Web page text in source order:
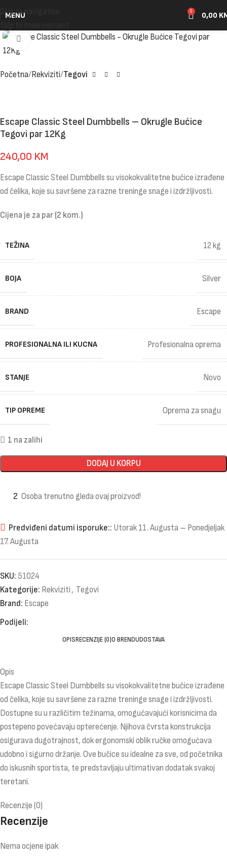
Skip to navigation
MENU 0 0,00
Click to enlarge
Početna Rekviziti Tegovi
Escape Classic Steel Dumbbells – Okrugle Bućice
Tegovi par 12Kg
240,00 KM
Escape Classic Steel Dumbbells su visokokvalitetne bučice izrađene
od čelika, koje su savršene za razne treninge snage i izdržljivosti.
Cijena je za par (2 kom.)
TEŽINA 12 kg
BOJA Silver
BRAND Escape
PROFESIONALNA ILI KUCNA Profesionalna oprema
STANJE Novo
TIP OPREME Oprema za snagu
1 na zalihi
DODAJ U KORPU
2 Osoba trenutno gleda ovaj proizvod!
Predviđeni datumi isporuke:: Utorak 11. Augusta – Ponedjeljak
17. Augusta
SKU: 51024
Kategorije: Rekviziti , Tegovi
Brand: Escape
Podijeli:
OPISRECENZIJE (0)O BRENDUDOSTAVA
Opis
Escape Classic Steel Dumbbells su visokokvalitetne bučice izrađene
od čelika, koje su savršene za razne treninge snage i izdržljivosti.
Dostupne su u različitim težinama, omogućavajući korisnicima da
postepeno povećavaju opterećenje. Njihova čvrsta konstrukcija
osigurava dugotrajnost, dok ergonomski oblik ručke omogućava
udobno i sigurno držanje. Ove bučice su idealne za sve, od početnika
do iskusnih sportista, te predstavljaju ultimativan dodatak svakoj
teretani.
Recenzije (0)
Recenzije
Nema ocjene ipak